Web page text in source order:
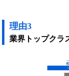
理由3
業界トップクラ